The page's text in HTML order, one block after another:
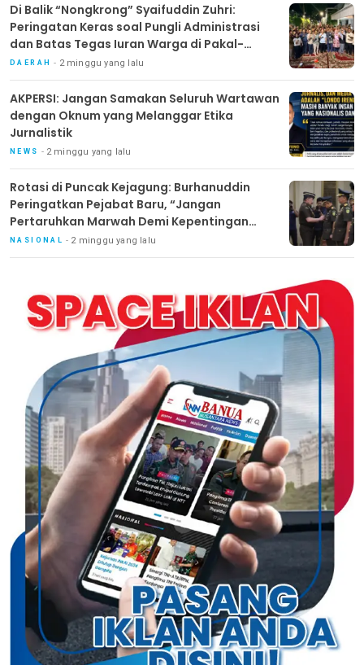
Di Balik “Nongkrong” Syaifuddin Zuhri:
Peringatan Keras soal Pungli Administrasi
dan Batas Tegas Iuran Warga di Pakal-
Benowo
DAERAH 2 minggu yang lalu
AKPERSI: Jangan Samakan Seluruh Wartawan
dengan Oknum yang Melanggar Etika
Jurnalistik
NEWS 2 minggu yang lalu
Rotasi di Puncak Kejagung: Burhanuddin
Peringatkan Pejabat Baru, “Jangan
Pertaruhkan Marwah Demi Kepentingan
Pribadi”
NASIONAL 2 minggu yang lalu